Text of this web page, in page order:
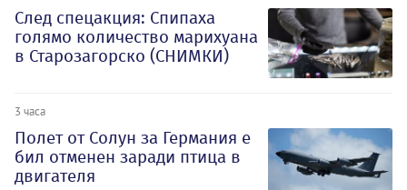
След спецакция: Спипаха
голямо количество марихуана
в Старозагорско (СНИМКИ)
3 часа
Полет от Солун за Германия е
бил отменен заради птица в
двигателя